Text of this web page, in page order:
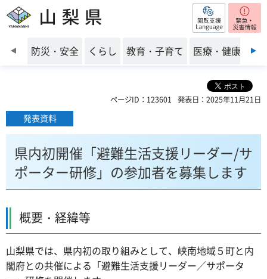
山梨県 閲覧支援
前のスライドを表示
防災・安全 くらし 教育・子育て 医療・健康・福
ページID：123601 発表日：2025年11月21日
発表資料
県内初開催「避難生活支援リーダー/サ
ポーター研修」の参加者を募集します
概要・経緯等
山梨県では、県内初の取り組みとして、峡南地域５町と内
閣府との共催による「避難生活支援リーダー／サポータ